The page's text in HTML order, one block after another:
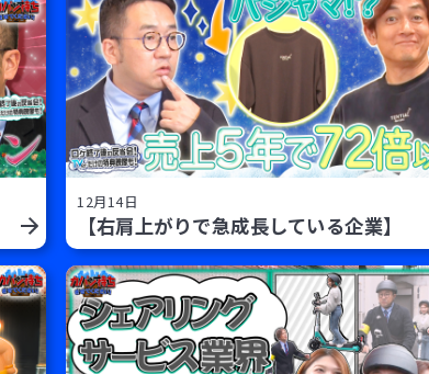
12月14日
【右肩上がりで急成長している企業】